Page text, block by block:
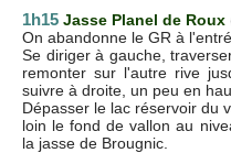
1h15 Jasse Planel de Roux
On abandonne le GR à
Se diriger à gauche,
remonter sur l'autre rive
suivre à droite, un peu en
Dépasser le lac réservoir du
loin le fond de vallon au
la jasse de Brougnic.